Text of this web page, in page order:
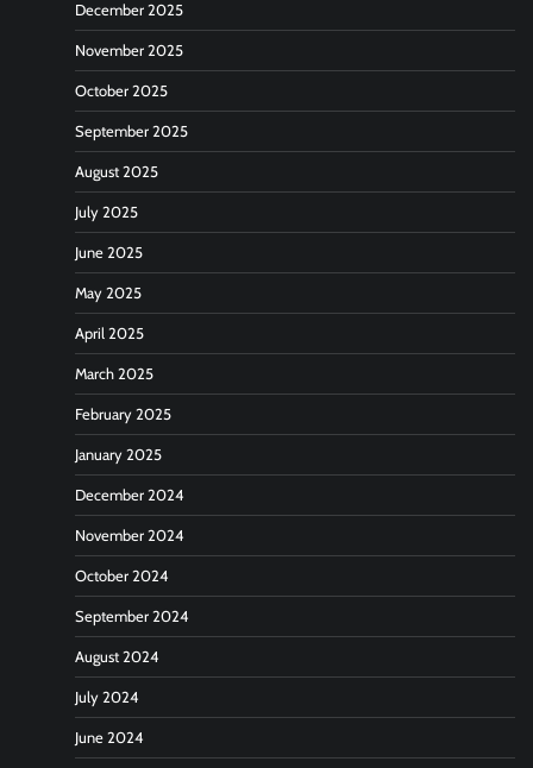
December 2025
November 2025
October 2025
September 2025
August 2025
July 2025
June 2025
May 2025
April 2025
March 2025
February 2025
January 2025
December 2024
November 2024
October 2024
September 2024
August 2024
July 2024
June 2024